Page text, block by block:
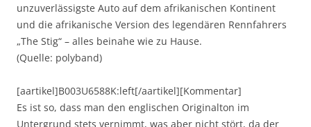
unzuverlässigste Auto auf dem afrikanischen Kontinent
und die afrikanische Version des legendären Rennfahrers
„The Stig“ – alles beinahe wie zu Hause.
(Quelle: polyband)
[aartikel]B003U6588K:left[/aartikel][Kommentar]
Es ist so, dass man den englischen Originalton im
Untergrund stets vernimmt, was aber nicht stört, da der